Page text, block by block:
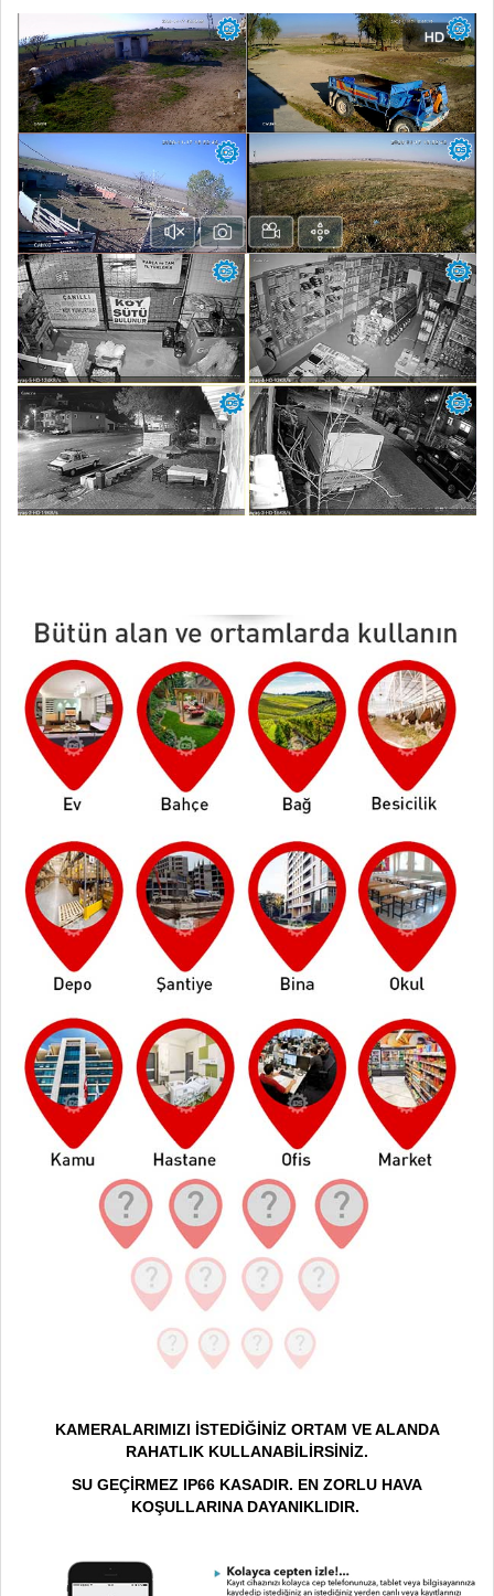
KAMERALARIMIZI İSTEDİĞİNİZ ORTAM VE ALANDA
RAHATLIK KULLANABİLİRSİNİZ.
SU GEÇİRMEZ IP66 KASADIR. EN ZORLU HAVA
KOŞULLARINA DAYANIKLIDIR.